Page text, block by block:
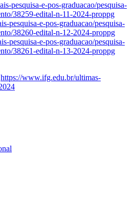
pesquisa-e-pos-graduacao/pesquisa-
38259-edital-n-11-2024-proppg
pesquisa-e-pos-graduacao/pesquisa-
38260-edital-n-12-2024-proppg
pesquisa-e-pos-graduacao/pesquisa-
38261-edital-n-13-2024-proppg
https://www.ifg.edu.br/ultimas-